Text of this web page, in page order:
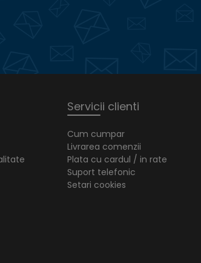
Servicii clienti
Cum cumpar
Livrarea comenzii
Plata cu cardul / in rate
Suport telefonic
Setari cookies